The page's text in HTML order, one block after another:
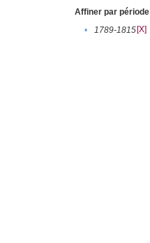
Affiner par période
•
1789-1815[X]